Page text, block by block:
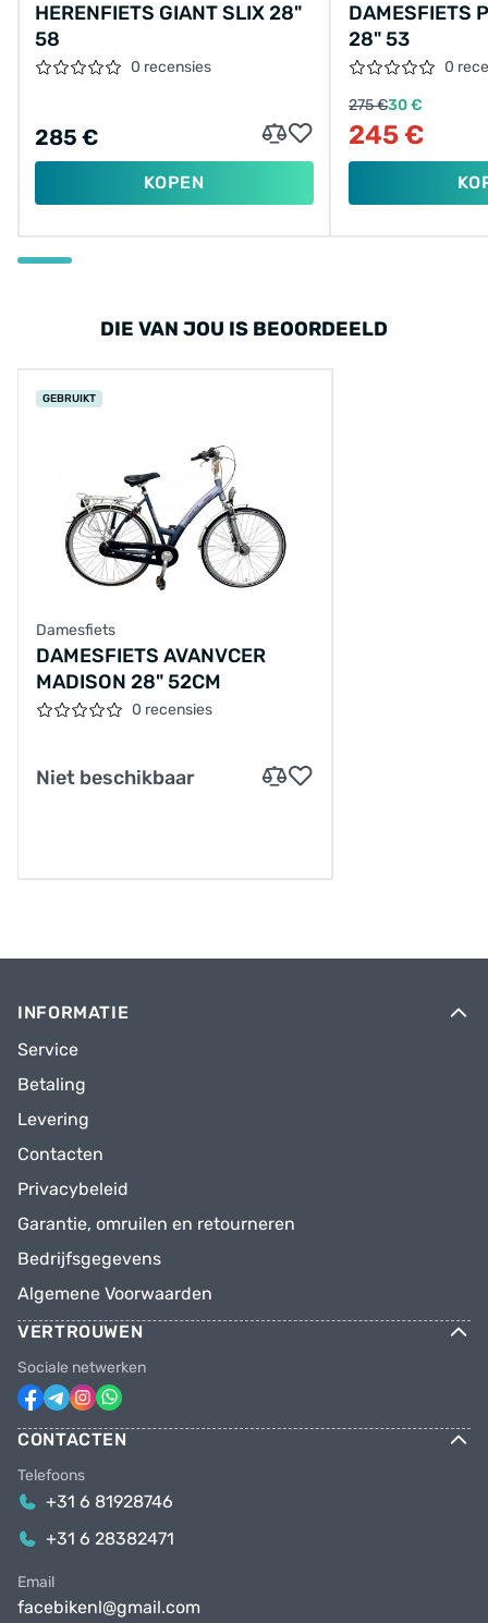
HERENFIETS GIANT SLIX 28"
58
0 recensies
285 €
KOPEN
DAMESFIETS
28" 53
0
275 €30 €
245 €
DIE VAN JOU IS BEOORDEELD
GEBRUIKT
Damesfiets
DAMESFIETS AVANVCER
MADISON 28" 52CM
0 recensies
Niet beschikbaar
INFORMATIE
Service
Betaling
Levering
Contacten
Privacybeleid
Garantie, omruilen en retourneren
Bedrijfsgegevens
Algemene Voorwaarden
VERTROUWEN
Sociale netwerken
CONTACTEN
Telefoons
+31 6 81928746
+31 6 28382471
Email
facebikenl@gmail.com